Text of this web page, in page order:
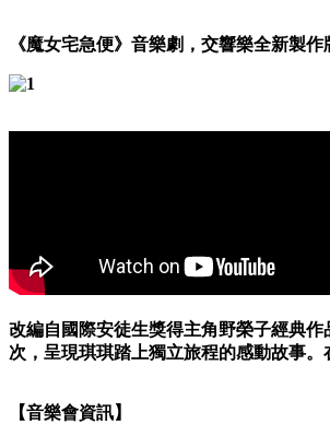
《魔女宅急便》音樂劇，交響樂全新製作
改編自國際安徒生獎得主角野榮子經典
次，呈現琪琪踏上獨立旅程的感動故事
【音樂會資訊】